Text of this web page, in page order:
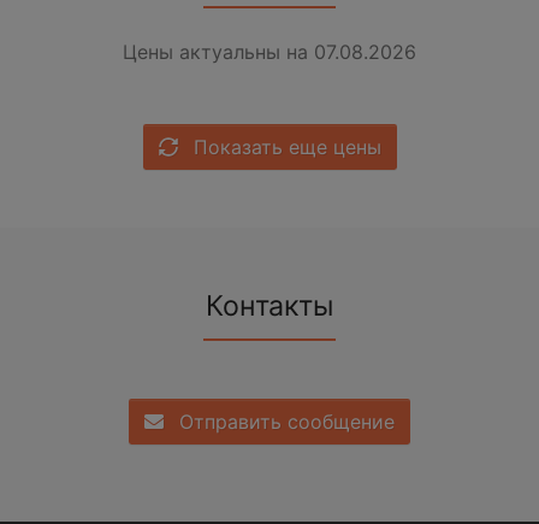
Цены актуальны на 07.08.2026
Показать еще цены
Контакты
Отправить сообщение